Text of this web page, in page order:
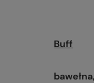
Buff
bawełna